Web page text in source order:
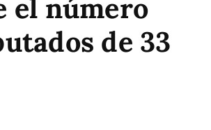
el número
de 33